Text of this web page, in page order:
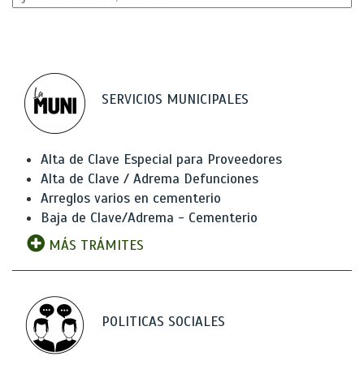
SERVICIOS MUNICIPALES
Alta de Clave Especial para Proveedores
Alta de Clave / Adrema Defunciones
Arreglos varios en cementerio
Baja de Clave/Adrema - Cementerio
MÁS TRÁMITES
POLITICAS SOCIALES